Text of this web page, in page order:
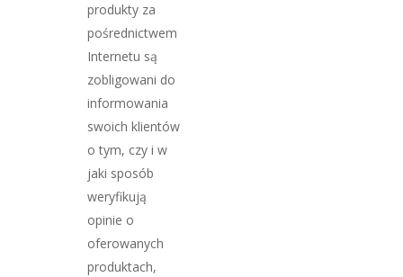
produkty za
pośrednictwem
Internetu są
zobligowani do
informowania
swoich klientów
o tym, czy i w
jaki sposób
weryfikują
opinie o
oferowanych
produktach,